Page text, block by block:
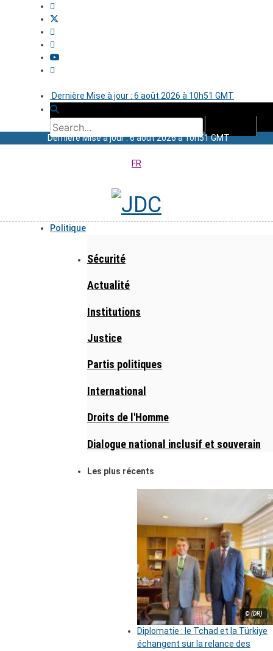
Dernière Mise à jour : 6 août 2026 à 10h51 GMT
Dernière Mise à jour : 6 août 2026 à 10h51 GMT
FR
Politique
Sécurité
Actualité
Institutions
Justice
Partis politiques
International
Droits de l'Homme
Dialogue national inclusif et souverain
Les plus récents
© (DR)
Diplomatie : le Tchad et la Türkiye
échangent sur la relance des